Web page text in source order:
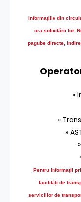
Informaţiile din
ora solicitării lor.
pagube directe,
»
»
»
Pentru informații
facilități de
serviciilor de